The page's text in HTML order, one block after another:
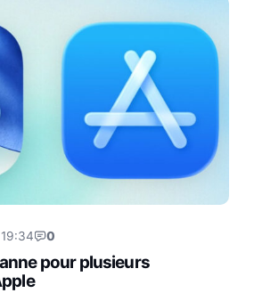
0
pour plusieurs